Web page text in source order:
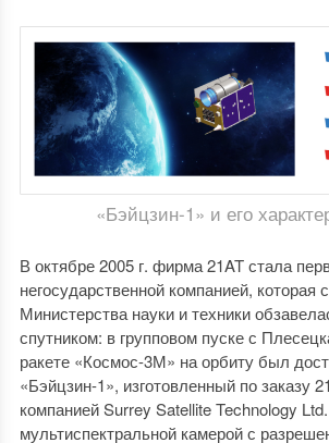
«Бэйцзин-1» и его
В октябре 2005 г. фирма 21AT стала
негосударственной компанией, которая
Министерства науки и техники
спутником: в групповом пуске с
ракете «Космос-3М» на орбиту был
«Бэйцзин-1», изготовленный по заказу
компанией Surrey Satellite Technology
мультиспектральной камерой с